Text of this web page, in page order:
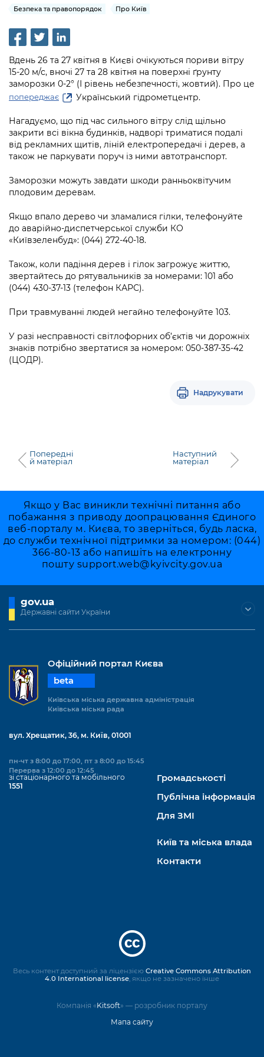
Рішення та розпорядження
Проєкти розпоряджень, що
перебувають на погодженні КМВА
Рішення Київради
Контактна інформація
Графік роботи та прийому громадян
Вакансії
Звернення громадян
Регуляторна діяльність
Промисловість і наука Києва
Підприємства, установи, організації
Kyiv International Relations
Річні звіти
Гендерна політика
Безбар'єрність
Київська міська військова адміністрація
Освіта та навчальні заклади
Дороги, транспорт та парковки
Навколишнє середовище міста
Містобудування та земельні ділянки
Бізнес та ліцензування
Фінанси та бюджет
Безпека та правопорядок
Іноземцям / For foreigners
Портал Захисників та Захисниць
Безбар'єрність
Портал послуг
Міський застосунок Київ Цифровий
Громадська експертиза
Громадський бюджет
Консультації з громадськістю
Громадська рада
Відкритий бюджет
Контактний центр
Допомога учасникам АТО
осіб при Київській міській військовій
адміністрації
«Ініціатива «Партнерство «Відкритий
Уряд» – місцевий рівень»
Інформація з обмеженим доступом
Проекти нормативно-правових та
інших актів
Питання і відповіді про публічну
інформацію
бездіяльності розпорядників інформації
Звіти про опрацювання запитів на
публічну інформацію
Про відкриті дані
Медіагалерея
Підписатися на новини та анонси від
from the KCSA
Порядок акредитації медіа /
Accreditation process
Подати журналістський запит /
Submitting a media request
стану / Rules for media coverage of
hospitals at work under martial law
Контакти для медіа / Contacts for mass
media
Безпека та правопорядок
Про Київ
Вдень 26 та 27 квітня в Києві очікуються пориви вітру
15-20 м/с, вночі 27 та 28 квітня на поверхні ґрунту
заморозки 0-2° (І рівень небезпечності, жовтий). Про це
попереджає Український гідрометцентр.
Нагадуємо, що під час сильного вітру слід щільно
закрити всі вікна будинків, надворі триматися подалі
від рекламних щитів, ліній електропередачі і дерев, а
також не паркувати поруч із ними автотранспорт.
Заморозки можуть завдати шкоди ранньоквітучим
плодовим деревам.
Якщо впало дерево чи зламалися гілки, телефонуйте
до аварійно-диспетчерської служби КО
«Київзеленбуд»: (044) 272-40-18.
Також, коли падіння дерев і гілок загрожує життю,
звертайтесь до рятувальників за номерами: 101 або
(044) 430-37-13 (телефон КАРС).
При травмуванні людей негайно телефонуйте 103.
У разі несправності світлофорних об’єктів чи дорожніх
знаків потрібно звертатися за номером: 050-387-35-42
(ЦОДР).
Надрукувати
Попередні
й матеріал
Наступний
матеріал
Якщо у Вас виникли технічні питання або
побажання з приводу доопрацювання Єдиного
веб-порталу м. Києва, то зверніться, будь ласка,
до служби технічної підтримки за номером: (044)
366-80-13 або напишіть на електронну
пошту support.web@kyivcity.gov.ua
gov.ua
Державні сайти України
Офіційний портал Києва
beta
Київська міська державна адміністрація
Київська міська рада
вул. Хрещатик, 36, м. Київ, 01001
пн-чт з 8:00 до 17:00, пт з 8:00 до 15:45
Перерва з 12:00 до 12:45
зі стаціонарного та мобільного
1551
Громадськості
Публічна інформація
Для ЗМІ
Київ та міська влада
Контакти
Компанія «Kitsoft» — розробник порталу
Мапа сайту
Весь контент доступний за ліцензією Creative Commons Attribution
4.0 International license, якщо не зазначено інше